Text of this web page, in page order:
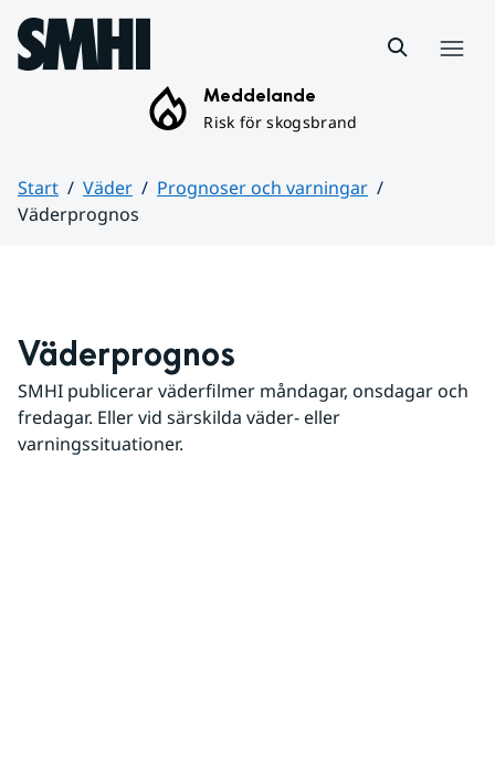
Hoppa till sidans innehåll
Meddelande
Risk för skogsbrand
Start Väder
Prognoser och varningar
Väderprognos
Väderprognos
SMHI publicerar väderfilmer måndagar, onsdagar och
fredagar. Eller vid särskilda väder- eller
varningssituationer.